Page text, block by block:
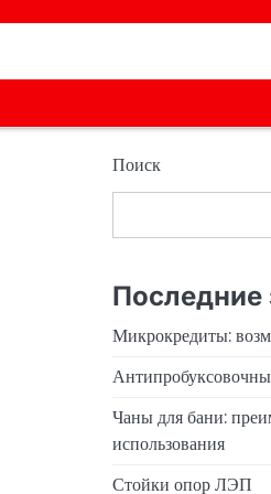
Поиск
Последние
Микрокредиты:
Чаны для бани:
использования
Стойки опор ЛЭП